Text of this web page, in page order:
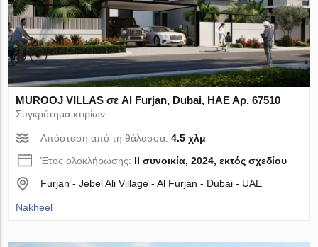
MUROOJ VILLAS σε Al Furjan, Dubai, ΗΑΕ Αρ. 67510
Συγκρότημα κτιρίων
Απόσταση από τη θάλασσα:4.5 χλμ
Έτος ολοκλήρωσης: II συνοικία, 2024, εκτός σχεδίου
Furjan - Jebel Ali Village - Al Furjan - Dubai - UAE
Nakheel